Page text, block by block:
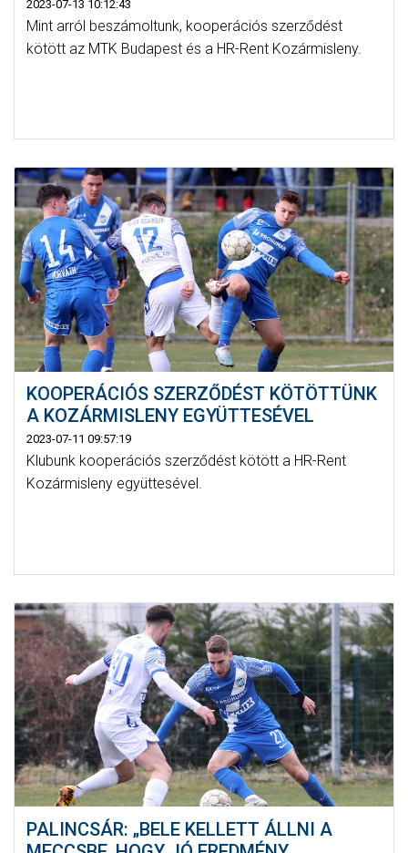
2023-07-13 10:12:43
Mint arról beszámoltunk, kooperációs szerződést
kötött az MTK Budapest és a HR-Rent Kozármisleny.
KOOPERÁCIÓS SZERZŐDÉST KÖTÖTTÜNK
A KOZÁRMISLENY EGYÜTTESÉVEL
2023-07-11 09:57:19
Klubunk kooperációs szerződést kötött a HR-Rent
Kozármisleny együttesével.
PALINCSÁR: „BELE KELLETT ÁLLNI A